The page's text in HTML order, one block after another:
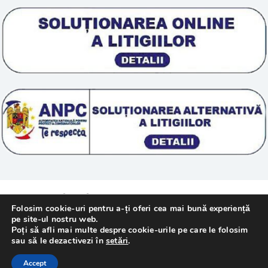
Scoala „Sanatate 5D”
Tratamente naturale
Termeni si conditii
Politica cookie
© 2011 – [year] Fundatia Simile. Toate drepturile
rezervate.
Realizat cu de
Folosim cookie-uri pentru a-ți oferi cea mai bună experiență
pe site-ul nostru web.
Poți să afli mai multe despre cookie-urile pe care le folosim
sau să le dezactivezi în setări.
Accept